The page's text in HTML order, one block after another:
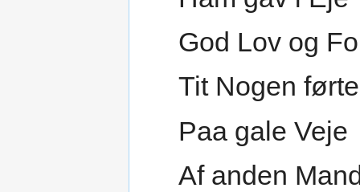
God Lov og
Tit Nogen
Paa gale Veje
Af anden